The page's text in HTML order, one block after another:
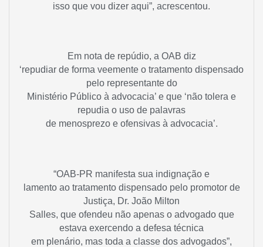
isso que vou dizer aqui”, acrescentou.
Em nota de repúdio, a OAB diz
‘repudiar de forma veemente o tratamento dispensado
pelo representante do
Ministério Público à advocacia’ e que ‘não tolera e
repudia o uso de palavras
de menosprezo e ofensivas à advocacia’.
“OAB-PR manifesta sua indignação e
lamento ao tratamento dispensado pelo promotor de
Justiça, Dr. João Milton
Salles, que ofendeu não apenas o advogado que
estava exercendo a defesa técnica
em plenário, mas toda a classe dos advogados”,